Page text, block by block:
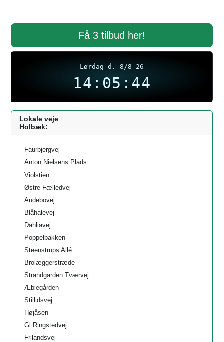
Få 3 tilbud her!
Lørdag d. 8/8-26
14:05:44
Lokale veje
Holbæk:
Faurbjergvej
Anton Nielsens Plads
Violstien
Østre Fælledvej
Audebovej
Blåhalevej
Dahliavej
Poppelbakken
Steenstrups Allé
Brolæggerstræde
Strandgården Tværvej
Æblegården
Stillidsvej
Højåsen
Gl Ringstedvej
Frilandsvej